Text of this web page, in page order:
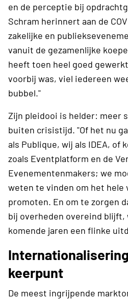
en de perceptie bij
Schram herinnert aan de
zakelijke en
vanuit de gezamenlijke
heeft toen heel goed
voorbij was, viel iedereen
bubbel."
Zijn pleidooi is helder: meer
buiten crisistijd. "Of het nu
als Publique, wij als IDEA, of
zoals Eventplatform en de
Evenementenmakers; we
weten te vinden om het hele
promoten. En om te zorgen
bij overheden overeind blijft,
komende jaren een flinke
keerpunt
De meest ingrijpende